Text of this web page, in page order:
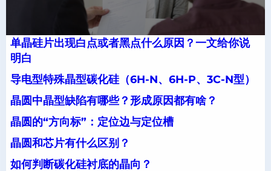
单晶硅片出现白点或者黑点什么原因？一文给你说
明白
导电型特殊晶型碳化硅（6H-N、6H-P、3C-N型）
晶圆中晶型缺陷有哪些？形成原因都有啥？
晶圆的“方向标”：定位边与定位槽
晶圆和芯片有什么区别？
如何判断碳化硅衬底的晶向？